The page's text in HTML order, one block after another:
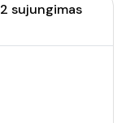
sujungimas